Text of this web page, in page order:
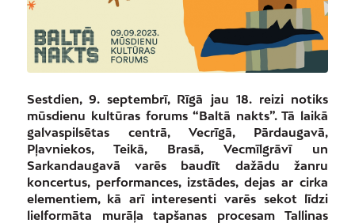
Sestdien, 9. septembrī, Rīgā jau 18. reizi notiks
mūsdienu kultūras forums “Baltā nakts”. Tā laikā
galvaspilsētas centrā, Vecrīgā, Pārdaugavā,
Pļavniekos, Teikā, Brasā, Vecmīlgrāvī un
Sarkandaugavā varēs baudīt dažādu žanru
koncertus, performances, izstādes, dejas ar cirka
elementiem, kā arī interesenti varēs sekot līdzi
lielformāta murāļa tapšanas procesam Tallinas